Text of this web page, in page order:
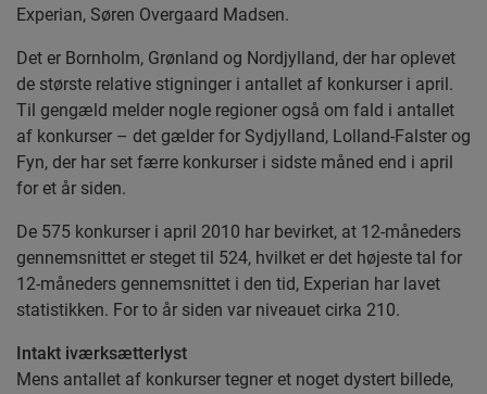
Experian, Søren Overgaard Madsen.
Det er Bornholm, Grønland og Nordjylland, der har oplevet
de største relative stigninger i antallet af konkurser i april.
Til gengæld melder nogle regioner også om fald i antallet
af konkurser – det gælder for Sydjylland, Lolland-Falster og
Fyn, der har set færre konkurser i sidste måned end i april
for et år siden.
De 575 konkurser i april 2010 har bevirket, at 12-måneders
gennemsnittet er steget til 524, hvilket er det højeste tal for
12-måneders gennemsnittet i den tid, Experian har lavet
statistikken. For to år siden var niveauet cirka 210.
Intakt iværksætterlyst
Mens antallet af konkurser tegner et noget dystert billede,